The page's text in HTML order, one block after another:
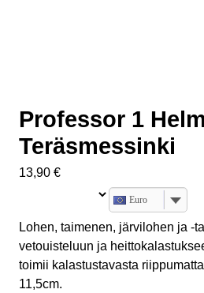
Professor 1
Teräsmessinki
13,90 €
Euro
Lohen, taimenen, järvilohen ja -
vetouisteluun ja
toimii kalastustavasta
11,5cm.